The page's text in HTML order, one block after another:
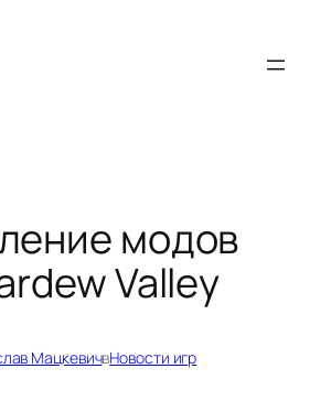
модов
Valley
МацкевичвНовости игр